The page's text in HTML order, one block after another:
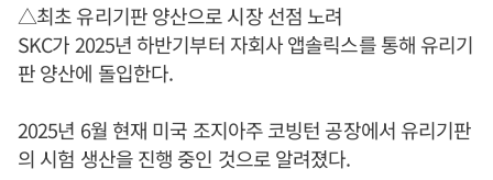
△최초 유리기판 양산으로 시장 선점 노려
SKC가 2025년 하반기부터 자회사 앱솔릭스를 통해 유리기
판 양산에 돌입한다.
2025년 6월 현재 미국 조지아주 코빙턴 공장에서 유리기판
의 시험 생산을 진행 중인 것으로 알려졌다.